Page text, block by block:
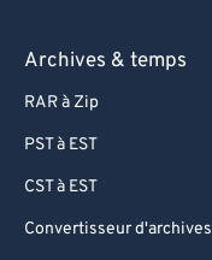
Archives & temps
RAR à Zip
PST à EST
CST à EST
Convertisseur d'archives